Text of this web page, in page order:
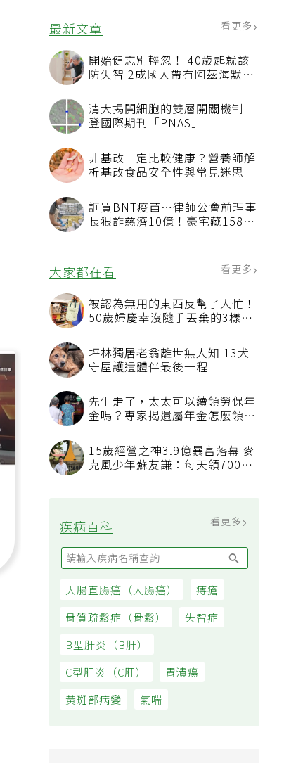
最新文章 看更多
開始健忘別輕忽！ 40歲起就該
防失智 2成國人帶有阿茲海默症
清大揭開細胞的雙層開關機制
登國際期刊「PNAS」
非基改一定比較健康？營養師解
析基改食品安全性與常見迷思
誆買BNT疫苗…律師公會前理事
長狠詐慈濟10億！豪宅藏158公
大家都在看
被認為無用的東西反幫了大忙！
50歲婦慶幸沒隨手丟棄的3樣物
坪林獨居老翁離世無人知 13犬
守屋護遺體伴最後一程
先生走了，太太可以續領勞保年
15歲經營之神3.9億暴富落幕 麥
克風少年蘇友謙：每天領700元
疾病百科